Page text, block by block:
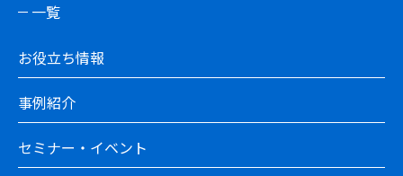
一覧
お役立ち情報
事例紹介
セミナー・イベント